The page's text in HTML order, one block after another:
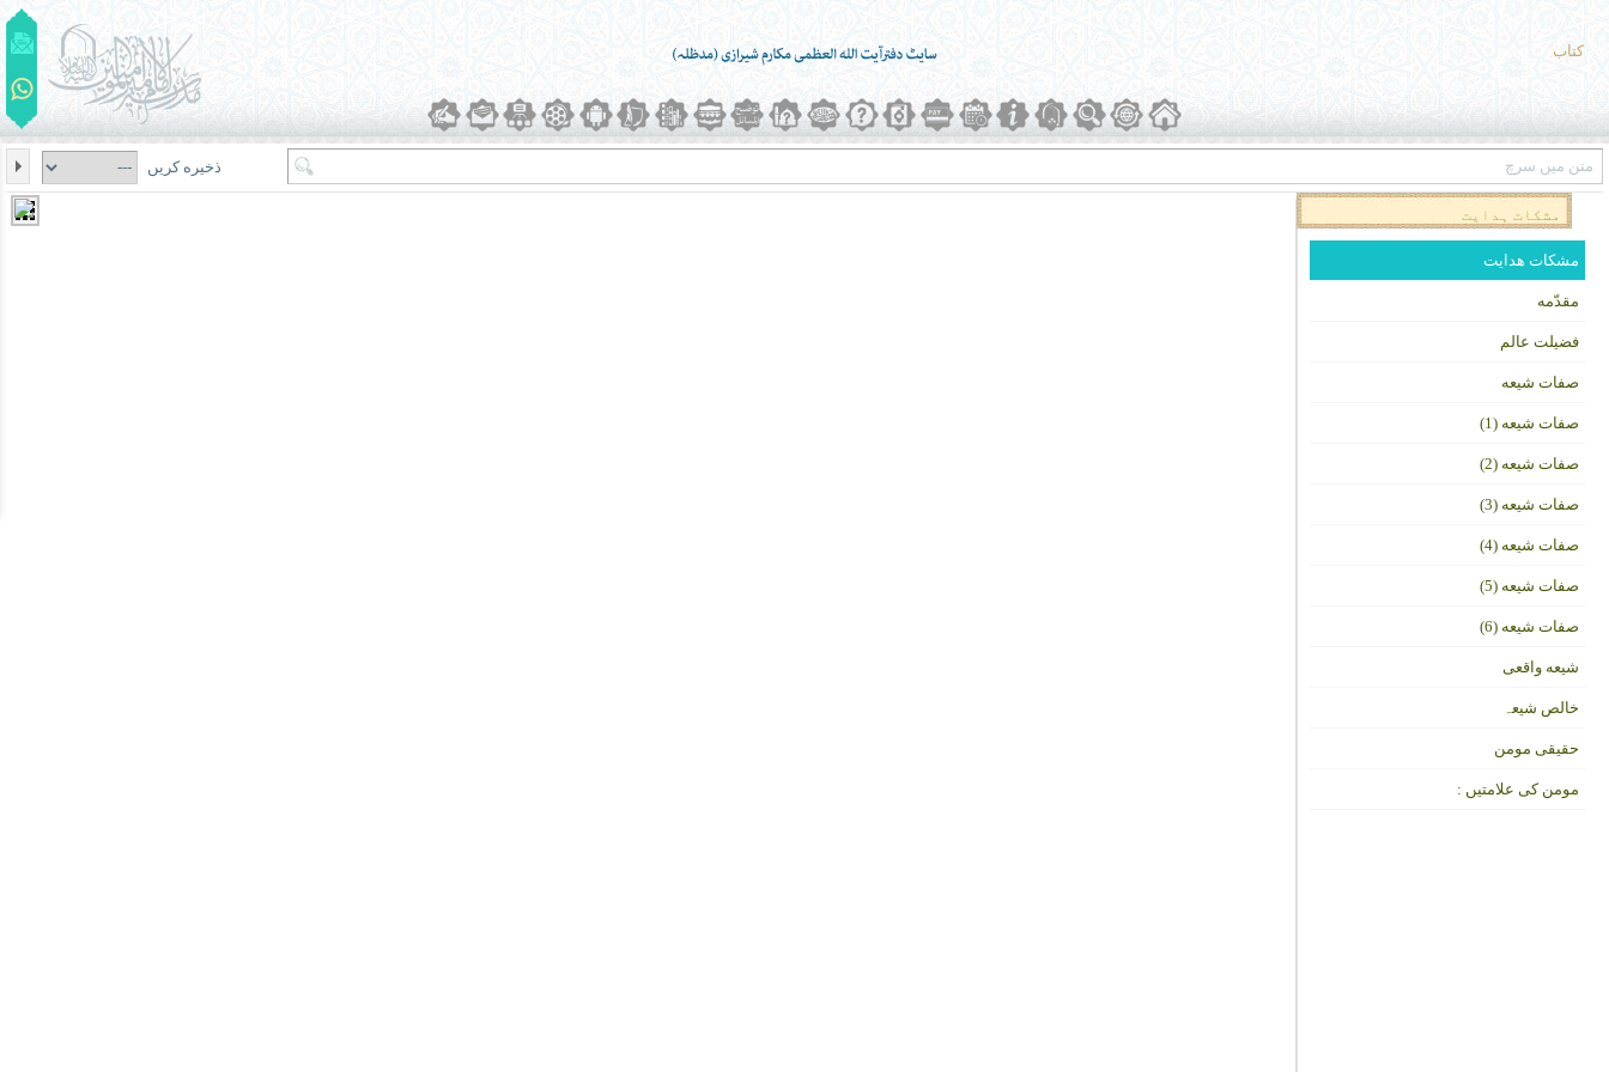
کتاب
ذخیره کریں
مشکات ہدایت
مشکات هدایت
مقدّمه
فضیلت عالم
صفات شیعه
صفات شیعه (1)
صفات شیعه (2)
صفات شیعه (3)
صفات شیعه (4)
صفات شیعه (5)
صفات شیعه (6)
شیعه واقعی
خالص شیعہ
حقیقی مومن
مومن کی علامتیں :